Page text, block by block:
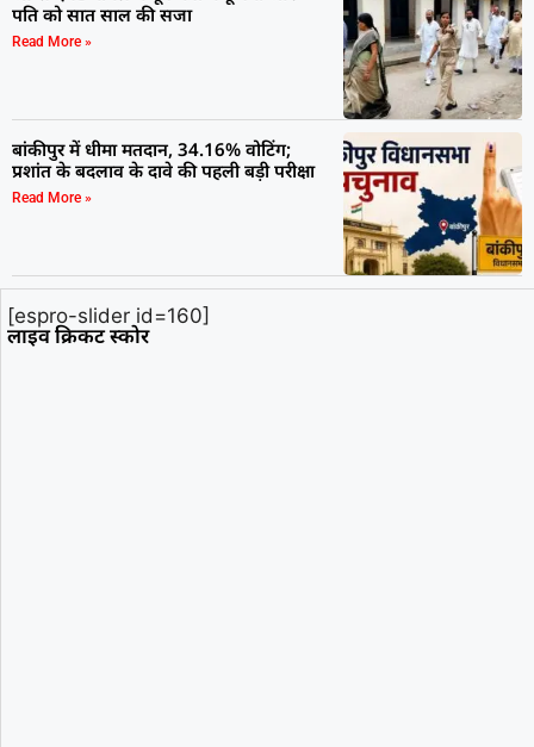
पति को सात साल की सजा
Read More »
बांकीपुर में धीमा मतदान, 34.16% वोटिंग;
प्रशांत के बदलाव के दावे की पहली बड़ी परीक्षा
Read More »
[espro-slider id=160]
लाइव क्रिकट स्कोर